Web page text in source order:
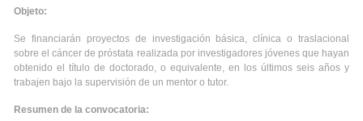
Objeto:
Se financiarán proyectos de investigación básica, clínica o traslacional
sobre el cáncer de próstata realizada por investigadores jóvenes que hayan
obtenido el título de doctorado, o equivalente, en los últimos seis años y
trabajen bajo la supervisión de un mentor o tutor.
Resumen de la convocatoria: